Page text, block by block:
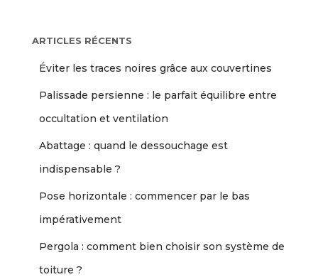
ARTICLES RÉCENTS
Éviter les traces noires grâce aux couvertines
Palissade persienne : le parfait équilibre entre
occultation et ventilation
Abattage : quand le dessouchage est
indispensable ?
Pose horizontale : commencer par le bas
impérativement
Pergola : comment bien choisir son système de
toiture ?